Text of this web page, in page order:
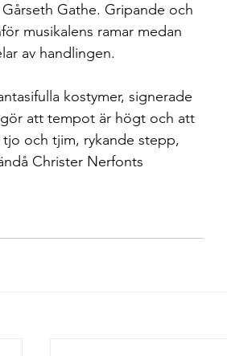
Gathe. Gripande och
musikalens ramar medan
av handlingen.
kostymer, signerade
att tempot är högt och att
och tjim, rykande stepp,
Christer Nerfonts